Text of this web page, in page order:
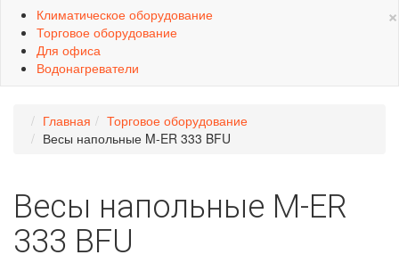
×
Климатическое оборудование
Торговое оборудование
Для офиса
Водонагреватели
Главная
Торговое оборудование
Весы напольные M-ER 333 BFU
Весы напольные M-ER
333 BFU